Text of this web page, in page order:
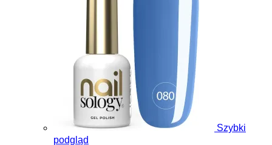
Szybki
podgląd